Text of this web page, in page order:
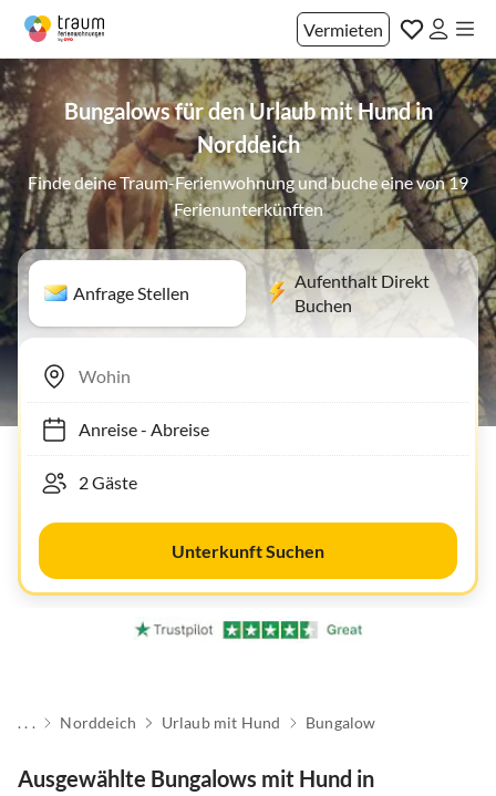
Vermieten
Bungalows für den Urlaub mit Hund in
Norddeich
Finde deine Traum-Ferienwohnung und buche eine von 19
Ferienunterkünften
Anfrage Stellen
Aufenthalt Direkt
Buchen
Anreise- Abreise
Unterkunft Suchen
. . . Norddeich Urlaub mit Hund Bungalow
Ausgewählte Bungalows mit Hund in